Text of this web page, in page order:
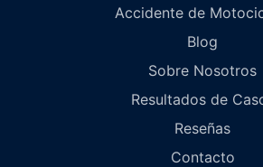
Accidente de
Blog
Sobre Nosotros
Resultados de
Reseñas
Contacto